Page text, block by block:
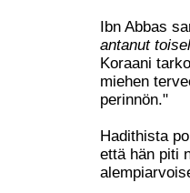
Ibn Abbas
antanut
Koraani
miehen
perinnön."
Hadithista
että hän piti